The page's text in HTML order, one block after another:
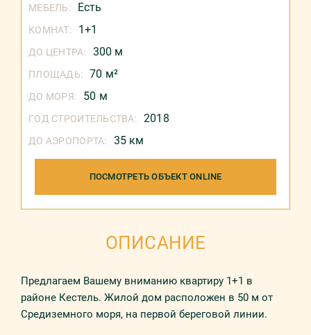
МЕБЕЛЬ: Есть
КОМНАТ: 1+1
ДО ЦЕНТРА: 300 м
ПЛОЩАДЬ: 70 м²
ДО МОРЯ: 50 м
ГОД СТРОИТЕЛЬСТВА: 2018
ДО АЭРОПОРТА: 35 км
ПОСМОТРЕТЬ ОБЪЕКТ ONLINE
ОПИСАНИЕ
Предлагаем Вашему вниманию квартиру 1+1 в
районе Кестель. Жилой дом расположен в 50 м от
Средиземного моря, на первой береговой линии.